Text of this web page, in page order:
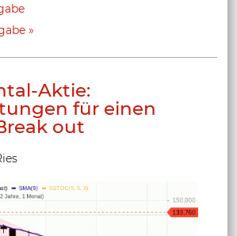
Aktie:
für einen
out